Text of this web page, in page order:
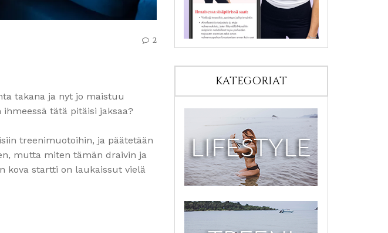
2
takana ja nyt jo maistuu
tätä pitäisi jaksaa?
treenimuotoihin, ja päätetään
mutta miten tämän draivin ja
kova startti on laukaissut vielä
KATEGORIAT